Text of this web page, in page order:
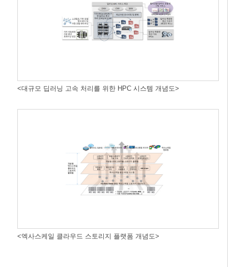
<대규모 딥러닝 고속 처리를 위한 HPC 시스템 개념도>
<엑사스케일 클라우드 스토리지 플랫폼 개념도>